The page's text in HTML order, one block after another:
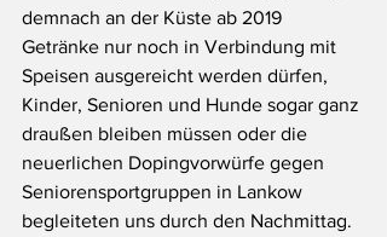
demnach an der Küste ab 2019
Getränke nur noch in Verbindung mit
Speisen ausgereicht werden dürfen,
Kinder, Senioren und Hunde sogar ganz
draußen bleiben müssen oder die
neuerlichen Dopingvorwürfe gegen
Seniorensportgruppen in Lankow
begleiteten uns durch den Nachmittag.